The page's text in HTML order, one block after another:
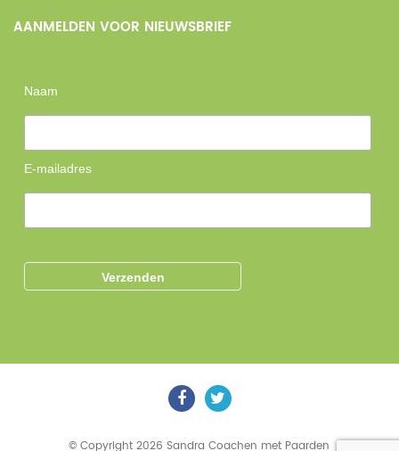
AANMELDEN VOOR NIEUWSBRIEF
Naam
E-mailadres
© Copyright 2026 Sandra Coachen met Paarden